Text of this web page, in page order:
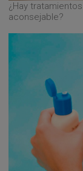
¿Hay
aconsejable?